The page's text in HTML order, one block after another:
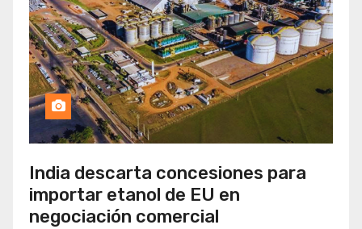
India descarta concesiones para
importar etanol de EU en
negociación comercial